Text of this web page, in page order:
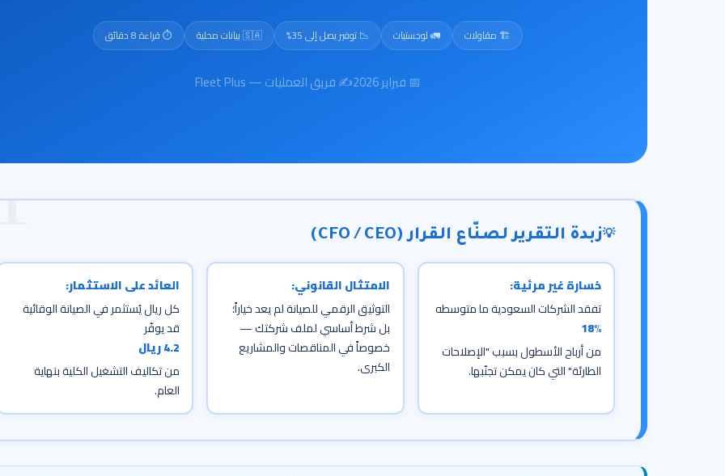
🏗️ مقاولات 🚛 لوجستيات 📉 توفير يصل إلى 35% 🇸🇦 بيانات محلية ⏱️ قراءة 8 دقائق
📅 فبراير 2026 ✍️ فريق العمليات — Fleet Plus
💡زبدة التقرير لصنّاع القرار (CFO / CEO)
خسارة غير مرئية:
تفقد الشركات السعودية ما متوسطه
18%
من أرباح الأسطول بسبب "الإصلاحات
الطارئة" التي كان يمكن تجنّبها.
الامتثال القانوني:
التوثيق الرقمي للصيانة لم يعد خياراً؛
بل شرط أساسي لملف شركتك —
خصوصاً في المناقصات والمشاريع
الكبرى.
العائد على الاستثمار:
كل ريال يُستثمر في الصيانة الوقائية
قد يوفّر
4.2 ريال
من تكاليف التشغيل الكلية بنهاية
العام.